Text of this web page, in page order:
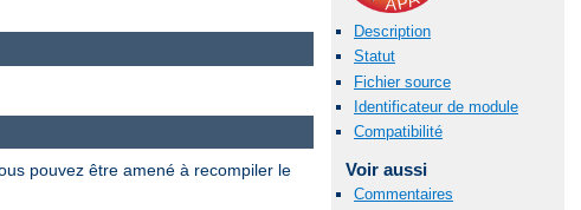
Description
Statut
Fichier source
Identificateur de module
Compatibilité
Voir aussi
Commentaires
pouvez être amené à recompiler le